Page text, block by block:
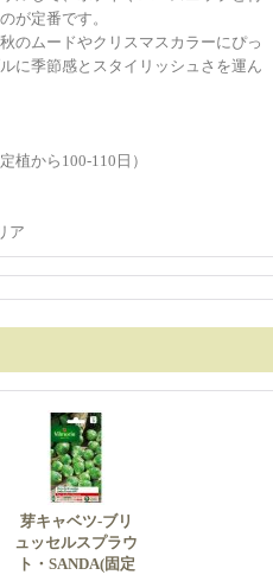
が定番です。
のムードやクリスマスカラーにぴっ
に季節感とスタイリッシュさを運ん
植から100-110日）
ア
芽キャベツ-ブリ
ュッセルスプラウ
ト・SANDA(固定